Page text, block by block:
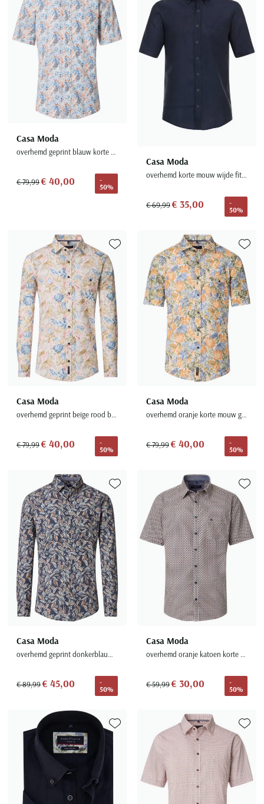
Casa Moda
overhemd geprint blauw korte mouw wijde fit
€ 79,99€ 40,00
-
50%
Casa Moda
overhemd korte mouw wijde fit donkerblauw
€ 69,99€ 35,00
-
50%
Casa Moda
overhemd geprint beige rood blauw wijde fit
€ 79,99€ 40,00
-
50%
Toevoegen aan favorieten
Casa Moda
overhemd oranje korte mouw geprint wijde fit
€ 79,99€ 40,00
-
50%
Casa Moda
overhemd geprint donkerblauw katoen
€ 89,99€ 45,00
-
50%
Toevoegen aan favorieten
Casa Moda
overhemd oranje katoen korte mouw geprint
€ 59,99€ 30,00
-
50%
Toevoegen aan favorieten